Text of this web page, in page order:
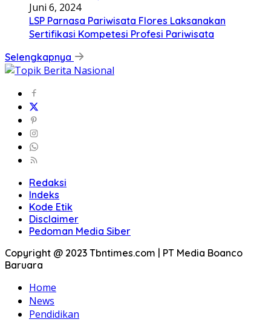
Juni 6, 2024
LSP Parnasa Pariwisata Flores Laksanakan
Sertifikasi Kompetesi Profesi Pariwisata
Selengkapnya
Redaksi
Indeks
Kode Etik
Disclaimer
Pedoman Media Siber
Copyright @ 2023 Tbntimes.com | PT Media Boanco
Baruara
Home
News
Pendidikan